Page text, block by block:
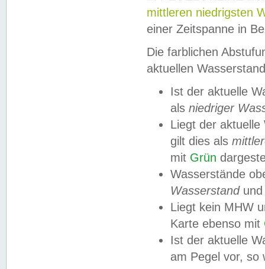
mittleren niedrigsten
einer Zeitspanne in
Die farblichen
aktuellen
Ist der aktuelle
als niedriger
Liegt der
gilt dies als
mit Grün
Wasserstände
Wasserstandund
Liegt kein MHW
Karte ebenso mit
Ist der aktuelle
am Pegel vor,